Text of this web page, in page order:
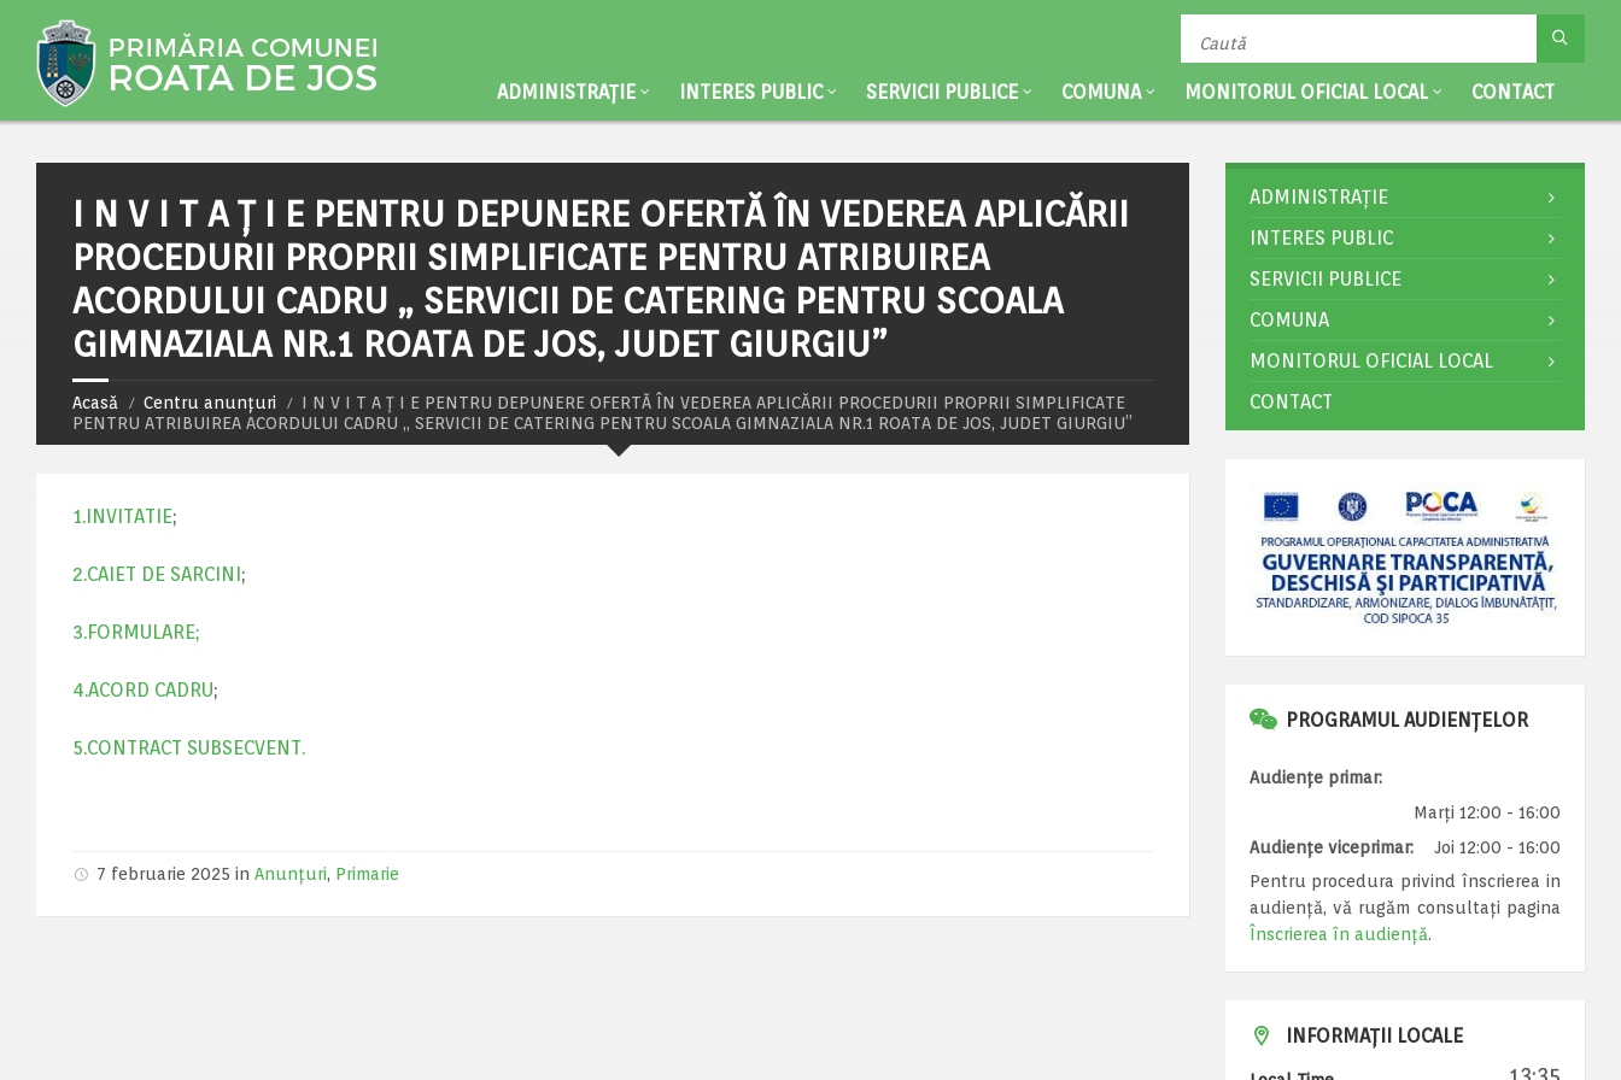
ADMINISTRAȚIE INTERES PUBLIC SERVICII PUBLICE COMUNA MONITORUL OFICIAL LOCAL CONTACT
I N V I T A Ţ I E PENTRU DEPUNERE OFERTĂ ÎN VEDEREA APLICĂRII
PROCEDURII PROPRII SIMPLIFICATE PENTRU ATRIBUIREA
ACORDULUI CADRU „ SERVICII DE CATERING PENTRU SCOALA
GIMNAZIALA NR.1 ROATA DE JOS, JUDET GIURGIU”
Acasă Centru anunțuri
I N V I T A Ţ I E PENTRU DEPUNERE OFERTĂ ÎN VEDEREA APLICĂRII PROCEDURII PROPRII SIMPLIFICATE
PENTRU ATRIBUIREA ACORDULUI CADRU „ SERVICII DE CATERING PENTRU SCOALA GIMNAZIALA NR.1 ROATA DE JOS, JUDET GIURGIU”
1.INVITATIE;
2.CAIET DE SARCINI;
3.FORMULARE;
4.ACORD CADRU;
5.CONTRACT SUBSECVENT.
7 februarie 2025 in Anunțuri, Primarie
ADMINISTRAȚIE
INTERES PUBLIC
SERVICII PUBLICE
COMUNA
MONITORUL OFICIAL LOCAL
CONTACT
PROGRAMUL AUDIENȚELOR
Audiențe primar:
Marți 12:00 - 16:00
Audiențe viceprimar:
Joi 12:00 - 16:00
Pentru procedura privind înscrierea in
audiență, vă rugăm consultați pagina
Înscrierea în audiență.
INFORMAȚII LOCALE